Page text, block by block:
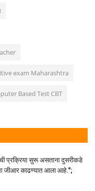
exam Maharashtra
Based Test CBT
प्रक्रिया सुरू असताना दुसरीकडे
जीआर काढण्यात आला आहे.";